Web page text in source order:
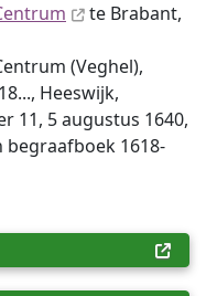
te Brabant,
(Veghel),
Heeswijk,
11, 5 augustus 1640,
begraafboek 1618-